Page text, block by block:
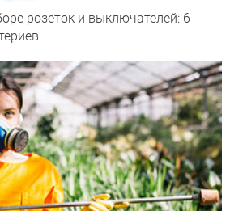
розеток и выключателей: 6